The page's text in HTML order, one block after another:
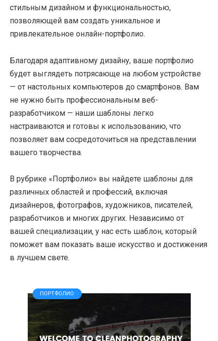
стильным дизайном и функциональностью,
позволяющей вам создать уникальное и
привлекательное онлайн-портфолио.
Благодаря адаптивному дизайну, ваше портфолио
будет выглядеть потрясающе на любом устройстве
— от настольных компьютеров до смартфонов. Вам
не нужно быть профессиональным веб-
разработчиком — наши шаблоны легко
настраиваются и готовы к использованию, что
позволяет вам сосредоточиться на представлении
вашего творчества.
В рубрике «Портфолио» вы найдете шаблоны для
различных областей и профессий, включая
дизайнеров, фотографов, художников, писателей,
разработчиков и многих других. Независимо от
вашей специализации, у нас есть шаблон, который
поможет вам показать ваше искусство и достижения
в лучшем свете.
ПОРТФОЛИО